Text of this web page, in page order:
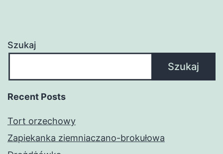
Szukaj
Szukaj
Recent Posts
Tort orzechowy
Zapiekanka ziemniaczano-brokułowa